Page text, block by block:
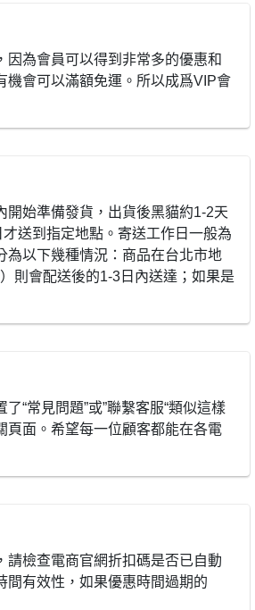
為會員可以得到非常多的優惠和
機會可以滿額免運。所以成爲VIP會
始準備發貨，出貨後黑貓約1-2天
送到指定地點。寄送工作日一般為
為以下幾種情況：商品在台北市地
則會配送後的1-3日內送達；如果是
“常見問題”或”聯繫客服“類似這樣
頁面。希望每一位顧客都能在各電
檢查電商官網折扣碼是否已自動
間有效性，如果優惠時間過期的